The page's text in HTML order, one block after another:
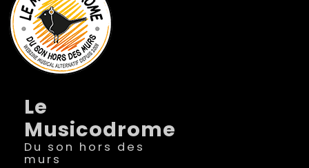
Le
Musicodrome
Du son hors des
murs